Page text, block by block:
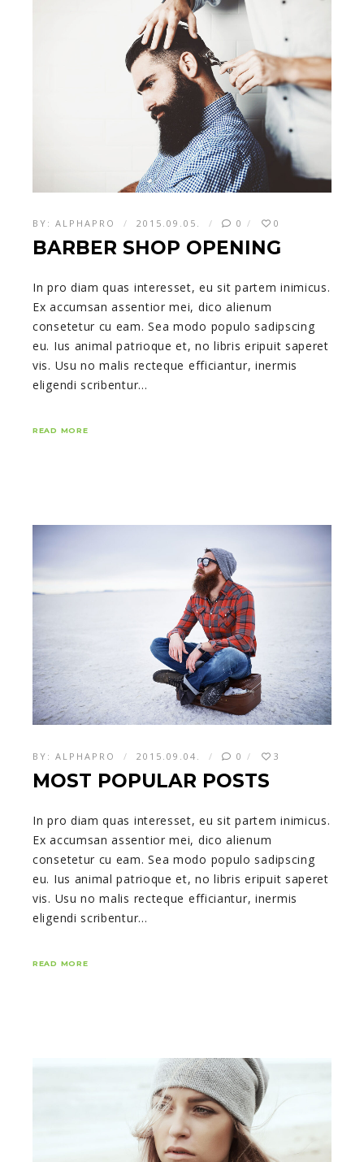
BY: ALPHAPRO 2015.09.05. 0 0
BARBER SHOP OPENING
In pro diam quas interesset, eu sit partem inimicus.
Ex accumsan assentior mei, dico alienum
consetetur cu eam. Sea modo populo sadipscing
eu. Ius animal patrioque et, no libris eripuit saperet
vis. Usu no malis recteque efficiantur, inermis
eligendi scribentur…
READ MORE
BY: ALPHAPRO 2015.09.04. 0 3
MOST POPULAR POSTS
In pro diam quas interesset, eu sit partem inimicus.
Ex accumsan assentior mei, dico alienum
consetetur cu eam. Sea modo populo sadipscing
eu. Ius animal patrioque et, no libris eripuit saperet
vis. Usu no malis recteque efficiantur, inermis
eligendi scribentur…
READ MORE